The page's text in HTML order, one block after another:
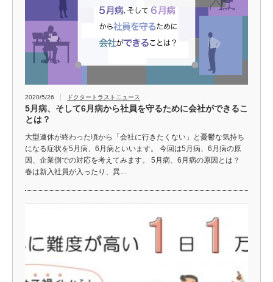
2020/5/26 ドクタートラストニュース
5月病、そして6月病から社員を守るために会社ができるこ
とは？
大型連休が終わった頃から「会社に行きたくない」と憂鬱な気持ち
になる症状を5月病、6月病といいます。 今回は5月病、6月病の原
因、企業側での対応を考えてみます。 5月病、6月病の原因とは？
春は新入社員が入ったり、異…